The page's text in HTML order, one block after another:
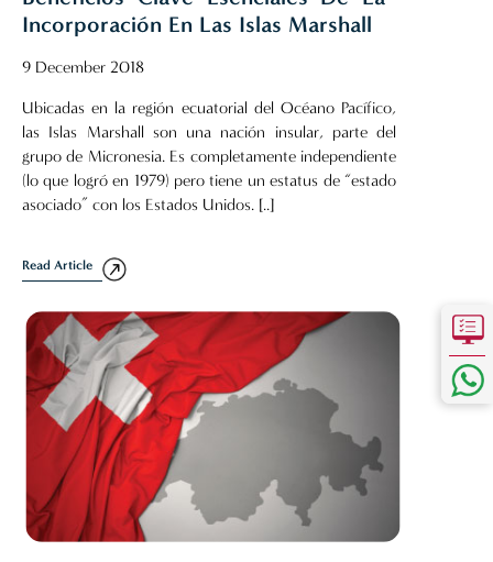
Incorporación En Las Islas Marshall
9 December 2018
Ubicadas en la región ecuatorial del Océano Pacífico,
las Islas Marshall son una nación insular, parte del
grupo de Micronesia. Es completamente independiente
(lo que logró en 1979) pero tiene un estatus de “estado
asociado” con los Estados Unidos. [..]
Read Article